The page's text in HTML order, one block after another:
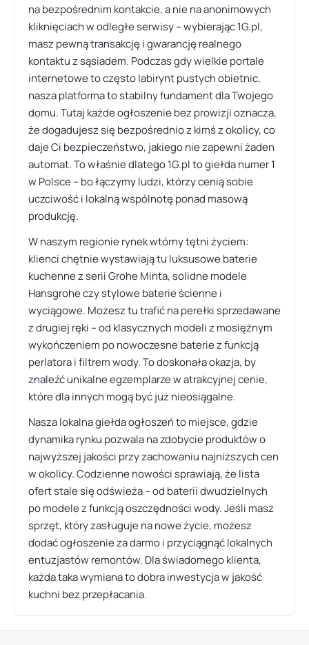
na bezpośrednim kontakcie, a nie na anonimowych
kliknięciach w odległe serwisy – wybierając 1G.pl,
masz pewną transakcję i gwarancję realnego
kontaktu z sąsiadem. Podczas gdy wielkie portale
internetowe to często labirynt pustych obietnic,
nasza platforma to stabilny fundament dla Twojego
domu. Tutaj każde ogłoszenie bez prowizji oznacza,
że dogadujesz się bezpośrednio z kimś z okolicy, co
daje Ci bezpieczeństwo, jakiego nie zapewni żaden
automat. To właśnie dlatego 1G.pl to giełda numer 1
w Polsce – bo łączymy ludzi, którzy cenią sobie
uczciwość i lokalną wspólnotę ponad masową
produkcję.
W naszym regionie rynek wtórny tętni życiem:
klienci chętnie wystawiają tu luksusowe baterie
kuchenne z serii Grohe Minta, solidne modele
Hansgrohe czy stylowe baterie ścienne i
wyciągowe. Możesz tu trafić na perełki sprzedawane
z drugiej ręki – od klasycznych modeli z mosiężnym
wykończeniem po nowoczesne baterie z funkcją
perlatora i filtrem wody. To doskonała okazja, by
znaleźć unikalne egzemplarze w atrakcyjnej cenie,
które dla innych mogą być już nieosiągalne.
Nasza lokalna giełda ogłoszeń to miejsce, gdzie
dynamika rynku pozwala na zdobycie produktów o
najwyższej jakości przy zachowaniu najniższych cen
w okolicy. Codzienne nowości sprawiają, że lista
ofert stale się odświeża – od baterii dwudzielnych
po modele z funkcją oszczędności wody. Jeśli masz
sprzęt, który zasługuje na nowe życie, możesz
dodać ogłoszenie za darmo i przyciągnąć lokalnych
entuzjastów remontów. Dla świadomego klienta,
każda taka wymiana to dobra inwestycja w jakość
kuchni bez przepłacania.